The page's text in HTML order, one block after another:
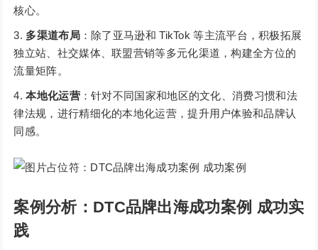
核心。
多渠道布局：除了亚马逊和 TikTok 等主流平台，积极拓展
独立站、社交媒体、联盟营销等多元化渠道，构建全方位的
流量矩阵。
本地化运营：针对不同国家和地区的文化、消费习惯和法
律法规，进行精细化的本地化运营，提升用户体验和品牌认
同感。
案例分析：DTC品牌出海成功案例 成功实
践